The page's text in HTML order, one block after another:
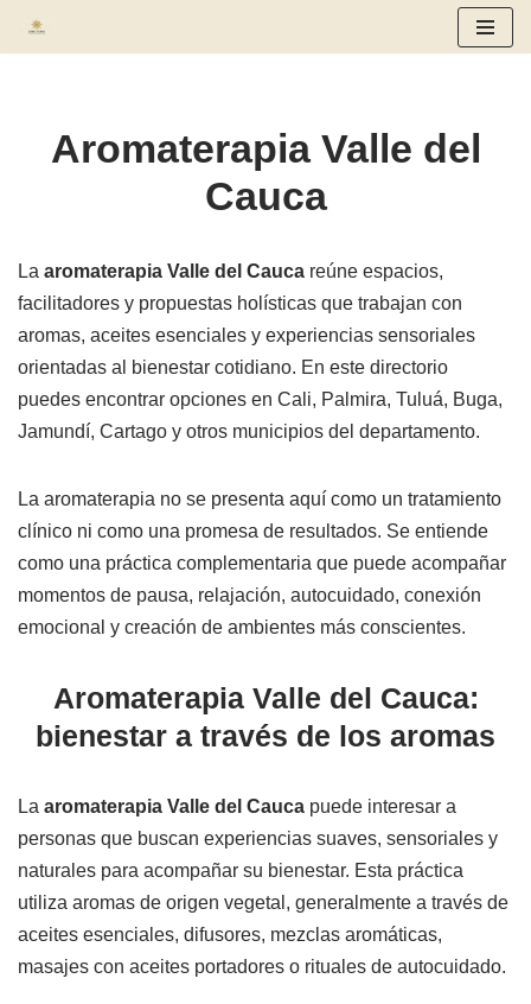
Aromaterapia Valle del
Cauca
La aromaterapia Valle del Cauca reúne espacios,
facilitadores y propuestas holísticas que trabajan con
aromas, aceites esenciales y experiencias sensoriales
orientadas al bienestar cotidiano. En este directorio
puedes encontrar opciones en Cali, Palmira, Tuluá, Buga,
Jamundí, Cartago y otros municipios del departamento.
La aromaterapia no se presenta aquí como un tratamiento
clínico ni como una promesa de resultados. Se entiende
como una práctica complementaria que puede acompañar
momentos de pausa, relajación, autocuidado, conexión
emocional y creación de ambientes más conscientes.
Aromaterapia Valle del Cauca:
bienestar a través de los aromas
La aromaterapia Valle del Cauca puede interesar a
personas que buscan experiencias suaves, sensoriales y
naturales para acompañar su bienestar. Esta práctica
utiliza aromas de origen vegetal, generalmente a través de
aceites esenciales, difusores, mezclas aromáticas,
masajes con aceites portadores o rituales de autocuidado.